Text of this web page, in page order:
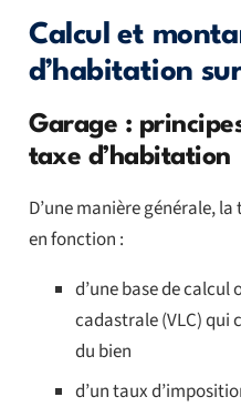
Calcul et
d’habitation
Garage :
taxe d’habitation
D’une manière générale,
en fonction :
d’une base de
cadastrale (VLC) qui
du bien
d’un taux